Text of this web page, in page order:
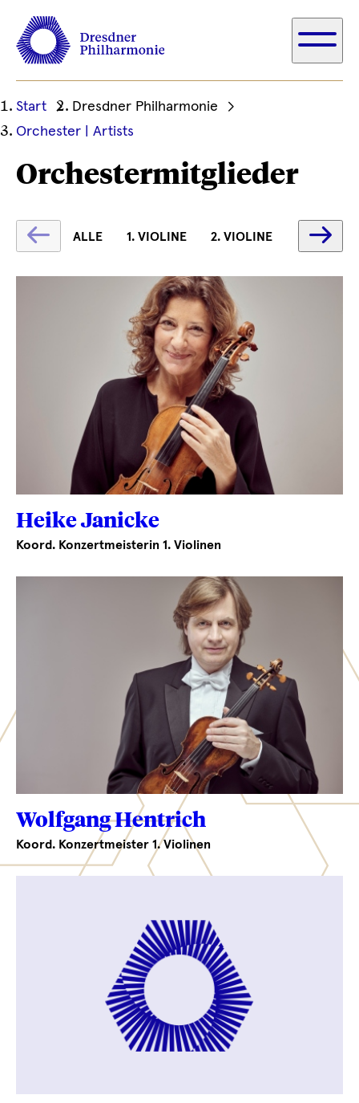
Ihre
aktuelle
Start
Dresdner Philharmonie
Orchester | Artists
Orchestermitglieder
Text
wird
geladen
ALLE 1. VIOLINE 2. VIOLINE
Heike Janicke
Koord. Konzertmeisterin 1. Violinen
Wolfgang Hentrich
Koord. Konzertmeister 1. Violinen